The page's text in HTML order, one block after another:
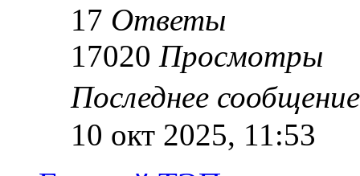
17 Ответы
17020 Просмотры
Последнее
10 окт 2025, 11:53